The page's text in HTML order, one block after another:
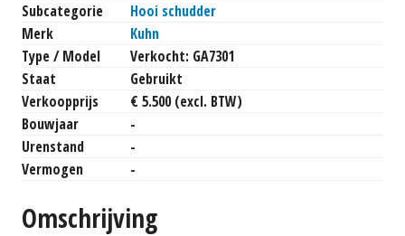
Subcategorie
Hooi schudder
Merk
Kuhn
Type / Model
Verkocht: GA7301
Staat
Gebruikt
Verkoopprijs
€ 5.500 (excl. BTW)
Bouwjaar
-
Urenstand
-
Vermogen
-
Omschrijving